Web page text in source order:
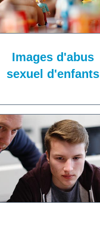
Images d'abus
sexuel d'enfants